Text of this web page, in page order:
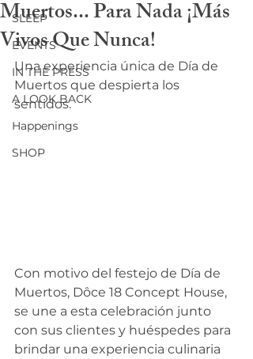
SLEEP
EVENTS
IN THE PRESS
A LOOK BACK
Happenings
SHOP
Muertos... Para Nada ¡Más
Vivos Que Nunca!
Una experiencia única de Día de
Muertos que despierta los
sentidos.
Con motivo del festejo de Día de
Muertos, Dôce 18 Concept House,
se une a esta celebración junto
con sus clientes y huéspedes para
brindar una experiencia culinaria